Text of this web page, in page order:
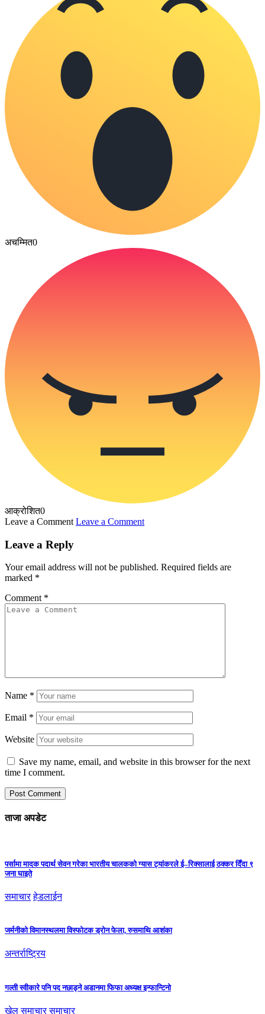
अचम्मित0
आक्रोशित0
Leave a Comment Leave a Comment
Leave a Reply
Your email address will not be published. Required fields are
marked *
Comment *
Name *
Email *
Website
Save my name, email, and website in this browser for the next
time I comment.
ताजा अपडेट
पर्सामा मादक पदार्थ सेवन गरेका भारतीय चालकको ग्यास ट्यांकरले ई–रिक्सालाई ठक्कर दिँदा ९
जना घाइते
समाचार हेडलाईन
जर्मनीको विमानस्थलमा विस्फोटक ड्रोन फेला, रुसमाथि आशंका
अन्तर्राष्ट्रिय
गल्ती स्वीकारे पनि पद नछाड्ने अडानमा फिफा अध्यक्ष इन्फान्टिनो
खेल समाचार समाचार